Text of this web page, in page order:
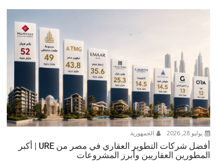
يوليو 28, 2026 الجمهورية
أفضل شركات التطوير العقاري في مصر من URE | أكبر
المطورين العقاريين وأبرز المشروعات